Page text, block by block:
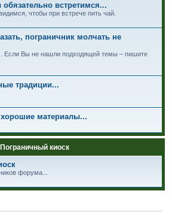
встретимся...
чтобы при встрече пить чай.
пограничник молчать не
Если Вы не нашли подходящей темы – пишите
традиции...
материалы...
Пограничный киоск
форума...